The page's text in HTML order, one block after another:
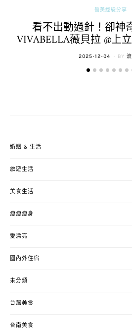
醫美經驗分享
看不出動過針！卻神
VIVABELLA薇貝拉 @上
POSTED
2025-12-04 BY
婚姻 & 生活
旅遊生活
美食生活
瘦瘦瘦身
愛漂亮
國內外住宿
未分類
台灣美食
台南美食